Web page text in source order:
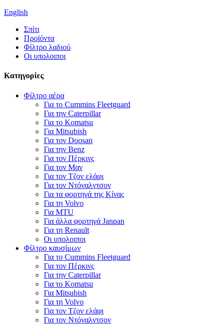
English
Σπίτι
Προϊόντα
Φίλτρο λαδιού
Οι υπολοιποι
Κατηγορίες
Φίλτρο αέρα
Για το Cummins Fleetguard
Για την Caterpillar
Για το Komatsu
Για Mitsubish
Για τον Doosan
Για την Benz
Για τον Πέρκινς
Για τον Μαν
Για τον Τζον ελάφι
Για τον Ντόναλντσον
Για τα φορτηγά της Κίνας
Για τη Volvo
Για MTU
Για άλλα φορτηγά Janpan
Για τη Renault
Οι υπολοιποι
Φίλτρο καυσίμων
Για το Cummins Fleetguard
Για τον Πέρκινς
Για την Caterpillar
Για το Komatsu
Για Mitsubish
Για τη Volvo
Για τον Τζον ελάφι
Για τον Ντόναλντσον